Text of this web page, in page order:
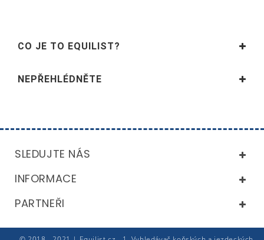
CO JE TO EQUILIST?
NEPŘEHLÉDNĚTE
SLEDUJTE NÁS
INFORMACE
PARTNEŘI